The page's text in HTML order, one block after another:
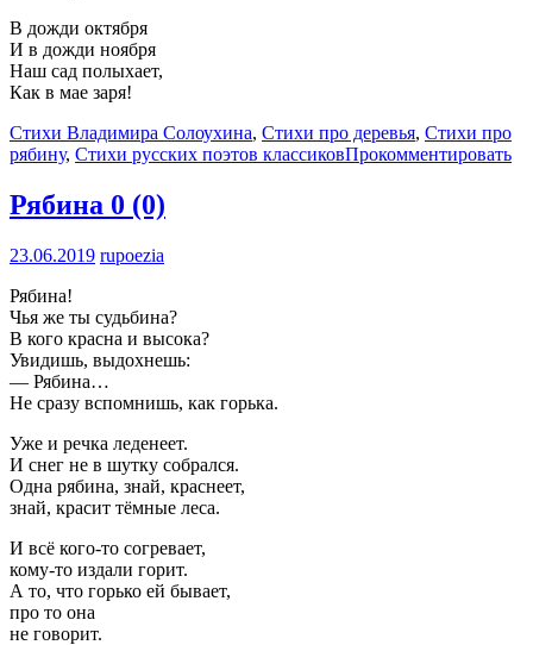
В дожди октября
И в дожди ноября
Наш сад полыхает,
Как в мае заря!
Стихи Владимира Солоухина, Стихи про деревья, Стихи про
рябину, Стихи русских поэтов классиковПрокомментировать
Рябина 0 (0)
23.06.2019 rupoezia
Рябина!
Чья же ты судьбина?
В кого красна и высока?
Увидишь, выдохнешь:
— Рябина…
Не сразу вспомнишь, как горька.
Уже и речка леденеет.
И снег не в шутку собрался.
Одна рябина, знай, краснеет,
знай, красит тёмные леса.
И всё кого-то согревает,
кому-то издали горит.
А то, что горько ей бывает,
про то она
не говорит.